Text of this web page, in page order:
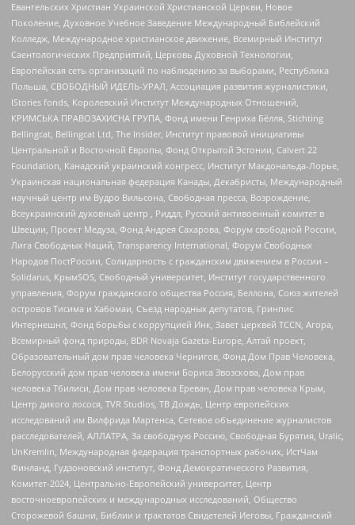
Евангельских Христиан Украинской Христианской Церкви, Новое
Поколение, Духовное Учебное Заведение Международный Библейский
Колледж, Международное христианское движение, Всемирный Институт
Саентологических Предприятий, Церковь Духовной Технологии,
Европейская сеть организаций по наблюдению за выборами, Республика
Польша, СВОБОДНЫЙ ИДЕЛЬ-УРАЛ, Ассоциация развития журналистики,
IStories fonds, Королевский Институт Международных Отношений,
КРИМСЬКА ПРАВОЗАХИСНА ГРУПА, Фонд имени Генриха Бёлля, Stichting
Bellingcat, Bellingcat Ltd, The Insider, Институт правовой инициативы
Центральной и Восточной Европы, Фонд Открытой Эстонии, Calvert 22
Foundation, Канадский украинский конгресс, Институт Макдональда-Лорье,
Украинская национальная федерация Канады, Декабристы, Международный
научный центр им Вудро Вильсона, Свободная пресса, Возрождение,
Всеукраинский духовный центр , Риддл, Русский антивоенный комитет в
Швеции, Проект Медуза, Фонд Андрея Сахарова, Форум свободной России,
Лига Свободных Наций, Transparеncy International, Форум Свободных
Народов ПостРоссии, Солидарность с гражданским движением в России –
Solidarus, КрымSOS, Свободный университет, Институт государственного
управления, Форум гражданского общества Россия, Беллона, Союз жителей
островов Тисима и Хабомаи, Съезд народных депутатов, Гринпис
Интернешнл, Фонд борьбы с коррупцией Инк, Завет церквей TCCN, Агора,
Всемирный фонд природы, BDR Novaja Gazeta-Europe, Алтай проект,
Образовательный дом прав человека Чернигов, Фонд Дом Прав Человека,
Белорусский дом прав человека имени Бориса Звозскова, Дом прав
человека Тбилиси, Дом прав человека Ереван, Дом прав человека Крым,
Центр дикого лосося, TVR Studios, ТВ Дождь, Центр европейских
исследований им Вилфрида Мартенса, Сетевое объединение журналистов
расследователей, АЛЛАТРА, За свободную Россию, Свободная Бурятия, Uralic,
UnKremlin, Международная федерация транспортных рабочих, ИстЧам
Финланд, Гудзоновский институт, Фонд Демократического Развития,
Комитет-2024, Центрально-Европейский университет, Центр
восточноевропейских и международных исследований, Общество
Сторожевой башни, Библии и трактатов Свидетелей Иеговы, Гражданский